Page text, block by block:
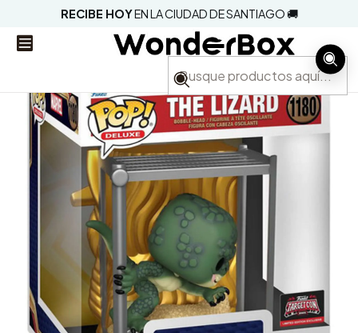
RECIBE HOYEN LA CIUDAD DE SANTIAGO 🚚